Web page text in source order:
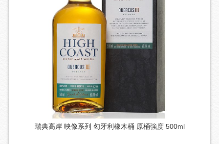
瑞典高岸 映像系列 匈牙利橡木桶 原桶強度 500ml